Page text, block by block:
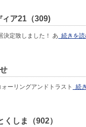
ィア21（309)
決定致しました！ あ 続きを
ーリングアンドトラスト 続
くしま（902）